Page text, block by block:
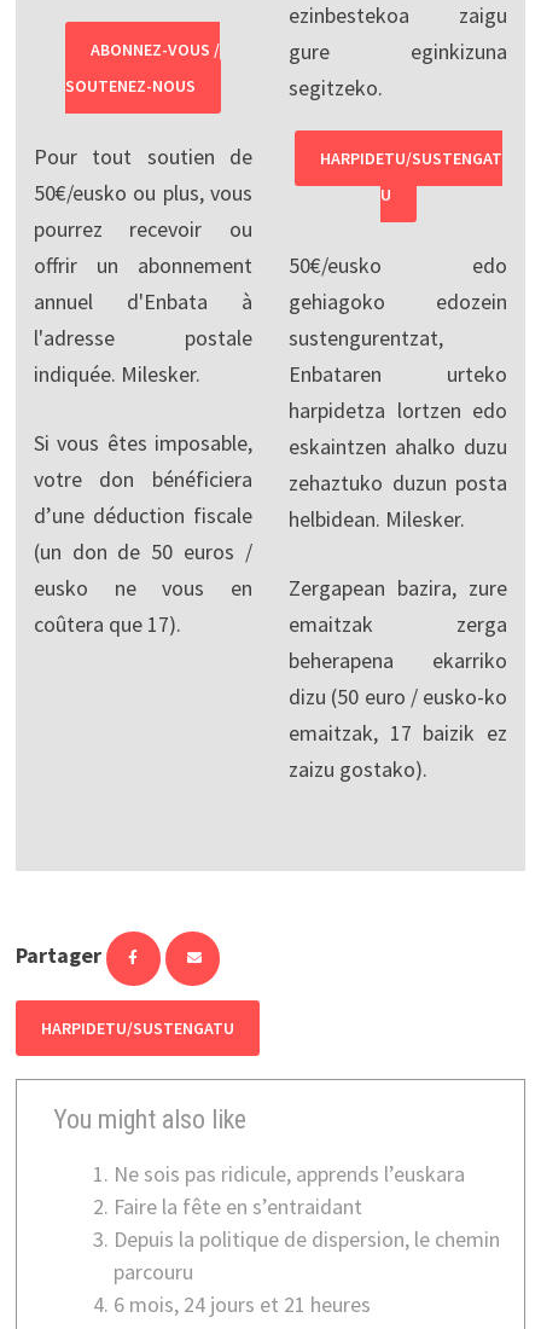
ABONNEZ-VOUS /
SOUTENEZ-NOUS
Pour tout soutien de
50€/eusko ou plus, vous
pourrez recevoir ou
offrir un abonnement
annuel d'Enbata à
l'adresse postale
indiquée. Milesker.
Si vous êtes imposable,
votre don bénéficiera
d’une déduction fiscale
(un don de 50 euros /
eusko ne vous en
coûtera que 17).
ezinbestekoa zaigu
gure eginkizuna
segitzeko.
HARPIDETU/SUSTENGAT
U
50€/eusko edo
gehiagoko edozein
sustengurentzat,
Enbataren urteko
harpidetza lortzen edo
eskaintzen ahalko duzu
zehaztuko duzun posta
helbidean. Milesker.
Zergapean bazira, zure
emaitzak zerga
beherapena ekarriko
dizu (50 euro / eusko-ko
emaitzak, 17 baizik ez
zaizu gostako).
Partager
HARPIDETU/SUSTENGATU
You might also like
Ne sois pas ridicule, apprends l’euskara
Faire la fête en s’entraidant
Depuis la politique de dispersion, le chemin
parcouru
6 mois, 24 jours et 21 heures